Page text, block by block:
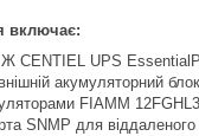
включає:
CENTIEL UPS
акумуляторний
FIAMM
SNMP для